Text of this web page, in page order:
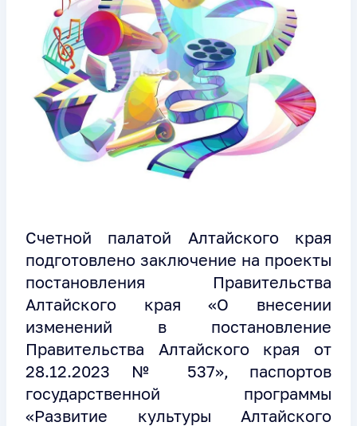
Счетной палатой Алтайского края
подготовлено заключение на проекты
постановления Правительства
Алтайского края «О внесении
изменений в постановление
Правительства Алтайского края от
28.12.2023 № 537», паспортов
государственной программы
«Развитие культуры Алтайского